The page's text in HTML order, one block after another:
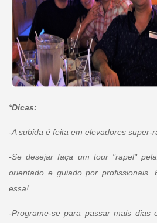
*Dicas:
-A subida é feita em elevadores super-
-Se desejar faça um tour "rapel"
orientado e guiado por profissionais.
essa!
-Programe-se para passar mais dias